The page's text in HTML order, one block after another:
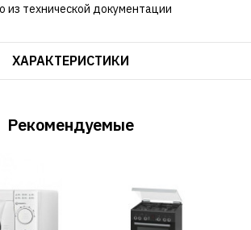
из технической документации
ХАРАКТЕРИСТИКИ
Рекомендуемые